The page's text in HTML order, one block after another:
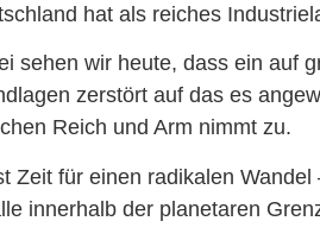
hat als reiches
sehen wir heute, dass ein auf
zerstört auf das es
Reich und Arm nimmt zu.
Zeit für einen radikalen
innerhalb der planetaren